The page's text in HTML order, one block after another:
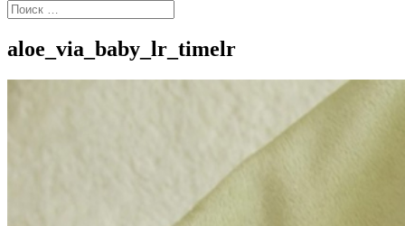
aloe_via_baby_lr_timelr